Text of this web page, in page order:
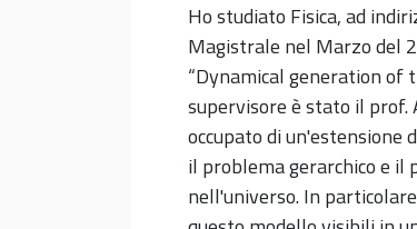
Ho studiato Fisica, ad
Magistrale nel Marzo del
“Dynamical generation of
supervisore è stato il prof.
occupato di
il problema gerarchico e il
nell'universo. In